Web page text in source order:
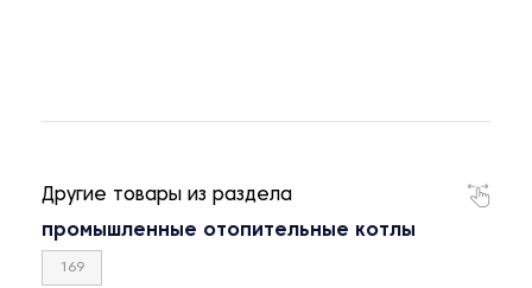
Другие товары из раздела
промышленные отопительные котлы
169